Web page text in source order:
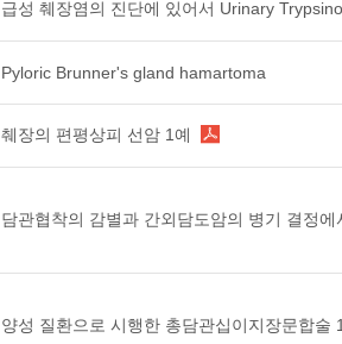
급성 췌장염의 진단에 있어서 Urinary
Pyloric Brunner's gland hamartoma
췌장의 편평상피 선암 1예
담관협착의 감별과 간외담도암의 병기 결정에
양성 질환으로 시행한 총담관십이지장문합